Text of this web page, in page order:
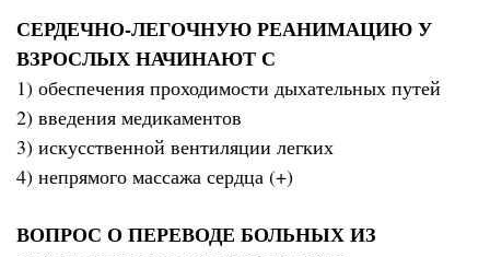
СЕРДЕЧНО-ЛЕГОЧНУЮ РЕАНИМАЦИЮ У
ВЗРОСЛЫХ НАЧИНАЮТ С
1) обеспечения проходимости дыхательных путей
2) введения медикаментов
3) искусственной вентиляции легких
4) непрямого массажа сердца (+)
ВОПРОС О ПЕРЕВОДЕ БОЛЬНЫХ ИЗ